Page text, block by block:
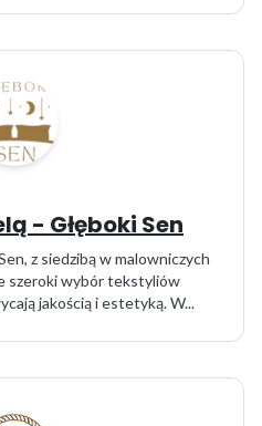
- Głęboki Sen
z siedzibą w malowniczych
szeroki wybór tekstyliów
jakością i estetyką. W...